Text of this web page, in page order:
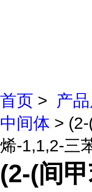
首页 > 产
中间体 >
烯-1,1,2-三
(2-(间